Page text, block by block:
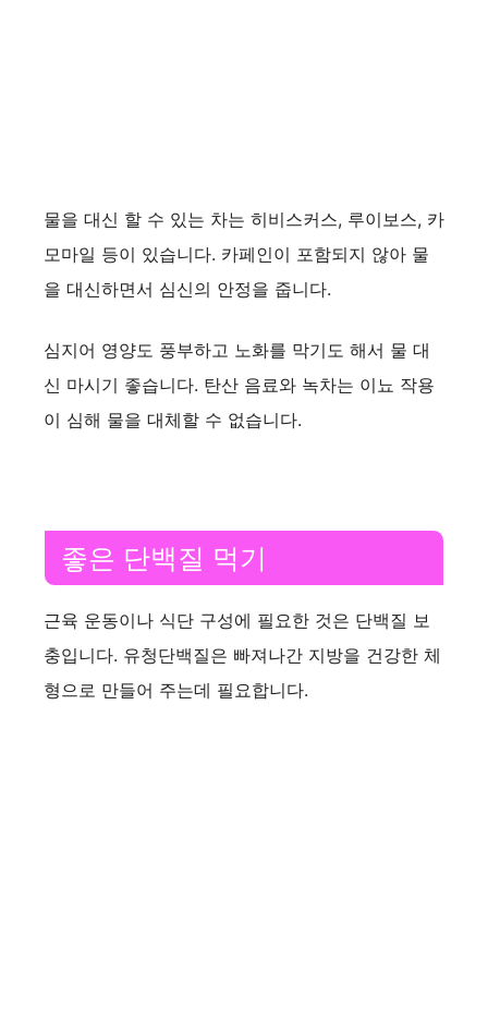
물을 대신 할 수 있는 차는 히비스커스, 루이보스, 카
모마일 등이 있습니다. 카페인이 포함되지 않아 물
을 대신하면서 심신의 안정을 줍니다.
심지어 영양도 풍부하고 노화를 막기도 해서 물 대
신 마시기 좋습니다. 탄산 음료와 녹차는 이뇨 작용
이 심해 물을 대체할 수 없습니다.
좋은 단백질 먹기
근육 운동이나 식단 구성에 필요한 것은 단백질 보
충입니다. 유청단백질은 빠져나간 지방을 건강한 체
형으로 만들어 주는데 필요합니다.